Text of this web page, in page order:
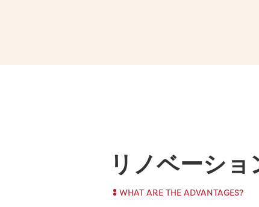
リノベーシ
WHAT ARE THE ADVANTAGES?